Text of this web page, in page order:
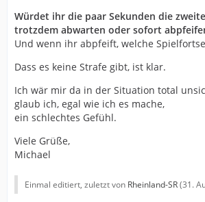
Würdet ihr die paar Sekunden die
trotzdem abwarten oder sofort
Und wenn ihr abpfeift, welche
Dass es keine Strafe gibt, ist klar.
Ich wär mir da in der Situation total
glaub ich, egal wie ich es mache,
ein schlechtes Gefühl.
Viele Grüße,
Michael
Einmal editiert, zuletzt von Rheinland-SR(31.